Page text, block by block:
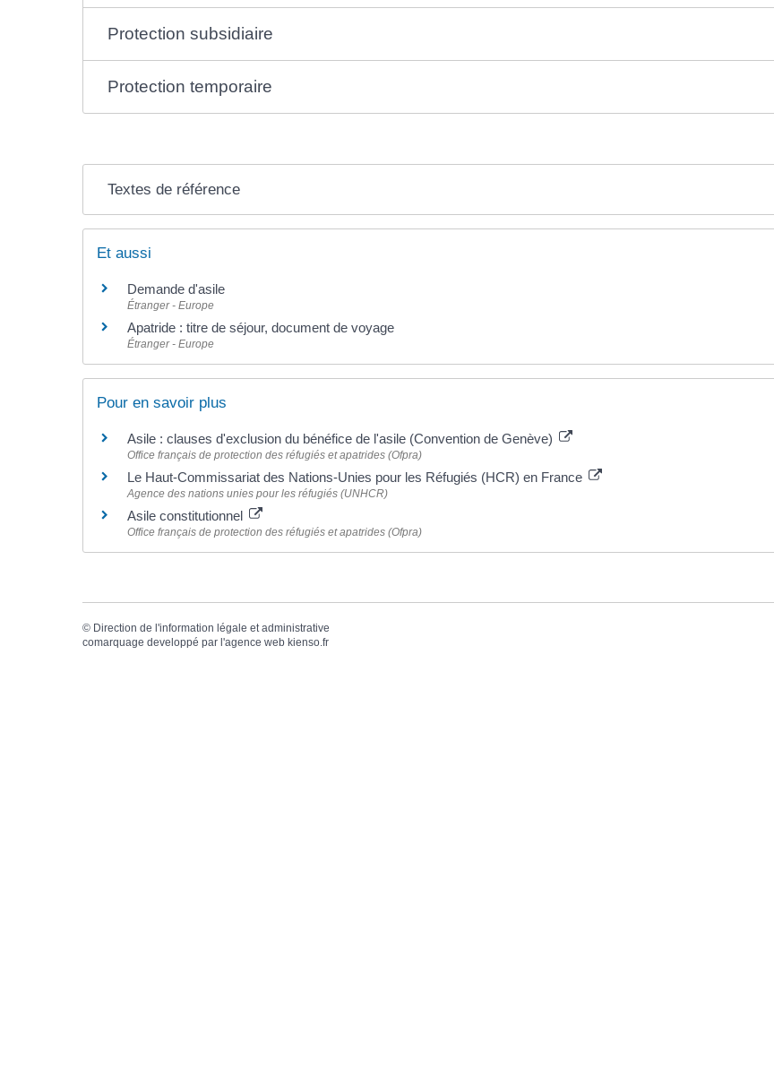
Protection subsidiaire
Protection temporaire
Textes de référence
Et aussi
Demande d'asile
Étranger - Europe
Apatride : titre de séjour, document de voyage
Étranger - Europe
Pour en savoir plus
Asile : clauses d'exclusion du bénéfice de l'asile (Convention de Genève)
Office français de protection des réfugiés et apatrides (Ofpra)
Le Haut-Commissariat des Nations-Unies pour les Réfugiés (HCR) en France
Agence des nations unies pour les réfugiés (UNHCR)
Asile constitutionnel
Office français de protection des réfugiés et apatrides (Ofpra)
© Direction de l'information légale et administrative
comarquage developpé par l'agence web kienso.fr